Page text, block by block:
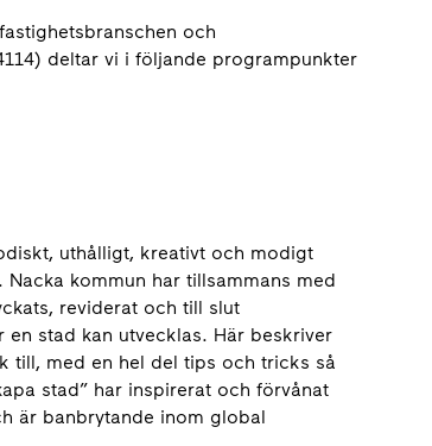
och
deltar vi i följande programpunkter
uthålligt, kreativt och modigt
kommun har tillsammans med
reviderat och till slut
stad kan utvecklas. Här beskriver
till, med en hel del tips och tricks så
stad” har inspirerat och förvånat
är banbrytande inom global